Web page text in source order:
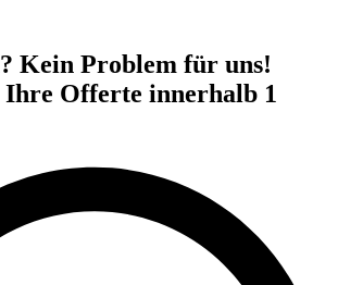
Kein Problem für uns!
Ihre Offerte innerhalb 1